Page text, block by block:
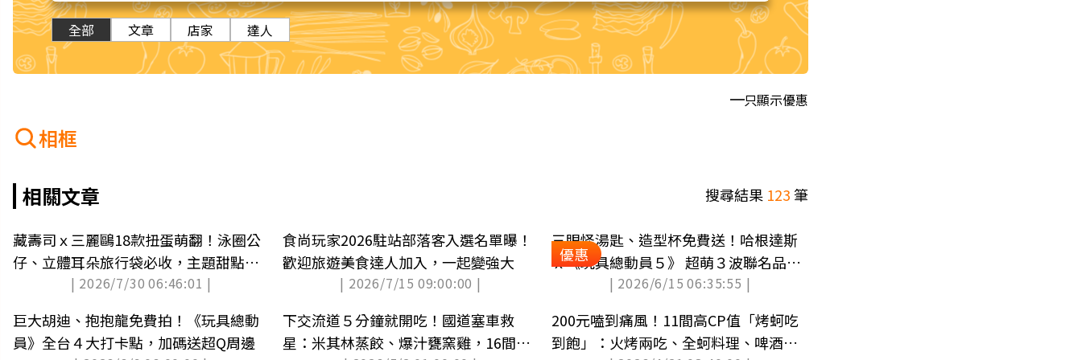
全部 文章 店家 達人
只顯示優惠
相框
相關文章 搜尋結果 123筆
藏壽司ｘ三麗鷗18款扭蛋萌翻！泳圈公
仔、立體耳朵旅行袋必收，主題甜點開
| 2026/7/30 06:46:01 |
食尚玩家2026駐站部落客入選名單曝！
歡迎旅遊美食達人加入，一起變強大
| 2026/7/15 09:00:00 |
優惠
三眼怪湯匙、造型杯免費送！哈根達斯
ｘ《玩具總動員５》 超萌３波聯名品
| 2026/6/15 06:35:55 |
巨大胡迪、抱抱龍免費拍！《玩具總動
員》全台４大打卡點，加碼送超Q周邊
下交流道５分鐘就開吃！國道塞車救
星：米其林蒸餃、爆汁甕窯雞，16間美
200元嗑到痛風！11間高CP值「烤蚵吃
到飽」：火烤兩吃、全蚵料理、啤酒暢